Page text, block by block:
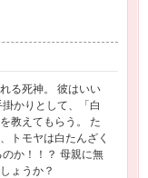
る死神。 彼はいい
かりとして、「白
教えてもらう。 た
トモヤは白たんざく
か！！？ 母親に無
ょうか？